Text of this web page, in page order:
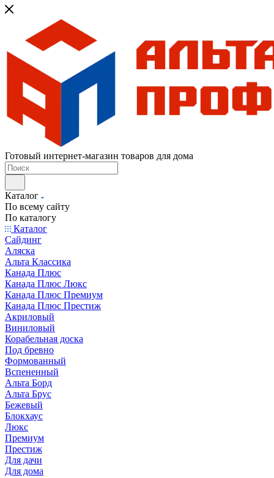
Готовый интернет-магазин товаров для дома
Каталог
По всему сайту
По каталогу
Каталог
Сайдинг
Аляска
Альта Классика
Канада Плюс
Канада Плюс Люкс
Канада Плюс Премиум
Канада Плюс Престиж
Акриловый
Виниловый
Корабельная доска
Под бревно
Формованный
Вспененный
Альта Борд
Альта Брус
Бежевый
Блокхаус
Люкс
Премиум
Престиж
Для дачи
Для дома